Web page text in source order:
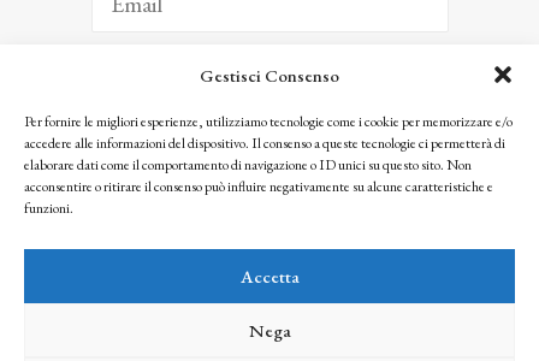
Gestisci Consenso
Per fornire le migliori esperienze, utilizziamo tecnologie come i cookie per memorizzare e/o
accedere alle informazioni del dispositivo. Il consenso a queste tecnologie ci permetterà di
elaborare dati come il comportamento di navigazione o ID unici su questo sito. Non
acconsentire o ritirare il consenso può influire negativamente su alcune caratteristiche e
funzioni.
Accetta
Nega
ISCRIVITI
Facendo clic per iscriverti, riconosci che le tue informazioni saranno trattate
seguendo la nostra Privacy Policy
© 2025 Istituto Matteucci. All right reserved
l’autorizzazione scritta dei proprietari dei diritti e dell’Istituto Matteucci